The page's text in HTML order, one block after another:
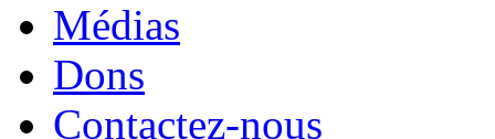
Médias
Dons
Contactez-nous